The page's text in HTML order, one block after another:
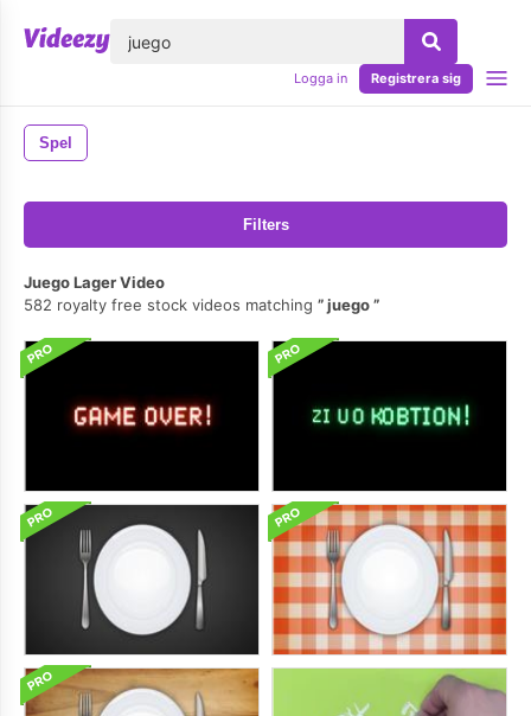
Logga in Registrera sig
Spel
Filters
Juego Lager Video
582 royalty free stock videos matching
juego